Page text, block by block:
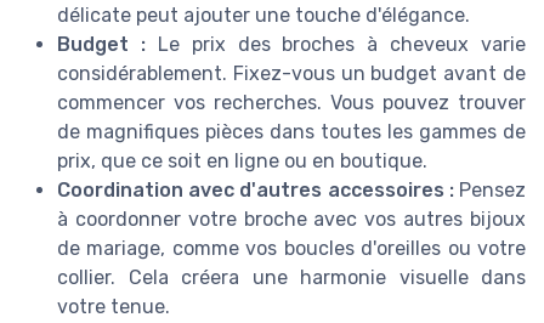
délicate peut ajouter une touche d'élégance.
Budget :Le prix des broches à cheveux varie
considérablement. Fixez-vous un budget avant de
commencer vos recherches. Vous pouvez trouver
de magnifiques pièces dans toutes les gammes de
prix, que ce soit en ligne ou en boutique.
Coordination avec d'autres accessoires :Pensez
à coordonner votre broche avec vos autres bijoux
de mariage, comme vos boucles d'oreilles ou votre
collier. Cela créera une harmonie visuelle dans
votre tenue.